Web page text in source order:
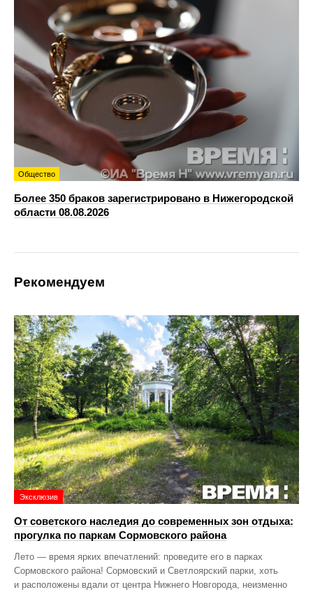
Общество
Более 350 браков зарегистрировано в Нижегородской
области 08.08.2026
Рекомендуем
Эксклюзив
От советского наследия до современных зон отдыха:
прогулка по паркам Сормовского района
Лето — время ярких впечатлений: проведите его в парках
Сормовского района! Сормовский и Светлоярский парки, хоть
и расположены вдали от центра Нижнего Новгорода, неизменно